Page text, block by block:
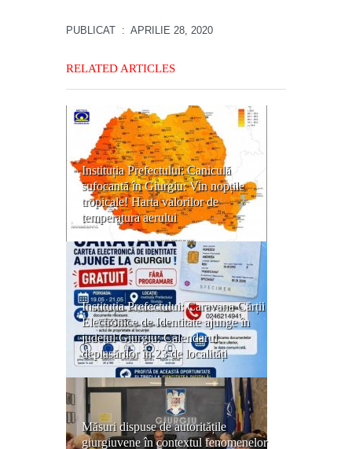
PUBLICAT : APRILIE 28, 2020
RELATED ARTICLES
Instituția Prefectului: Caniculă
sufocantă în Giurgiu: Vin nopțile
tropicale! Harta valorilor de
temperatura aerului
Instituția Prefectului: Caravana Cărții
Electronice de Identitate ajunge în
județul Giurgiu: Calendarul
deplasărilor în 23 de localități
Măsuri dispuse de autoritățile
giurgiuvene în contextul fenomenelor